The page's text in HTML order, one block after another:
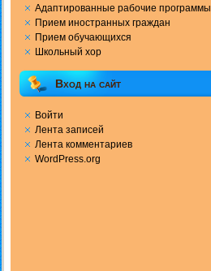
Адаптированные рабочие программы
Прием иностранных граждан
Прием обучающихся
Школьный хор
Вход на сайт
Войти
Лента записей
Лента комментариев
WordPress.org